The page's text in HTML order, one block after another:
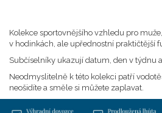
Kolekce sportovnějšího vzhledu pro
v hodinkách, ale upřednostní praktičtější
Subčíselníky ukazují datum, den v týdnu
Neodmyslitelně k této kolekci patří
neošidíte a směle si můžete zaplavat.